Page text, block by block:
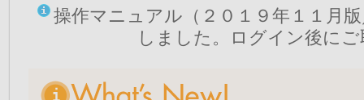
操作マニュアル（２０１９年１１月
しました。ログイン後に